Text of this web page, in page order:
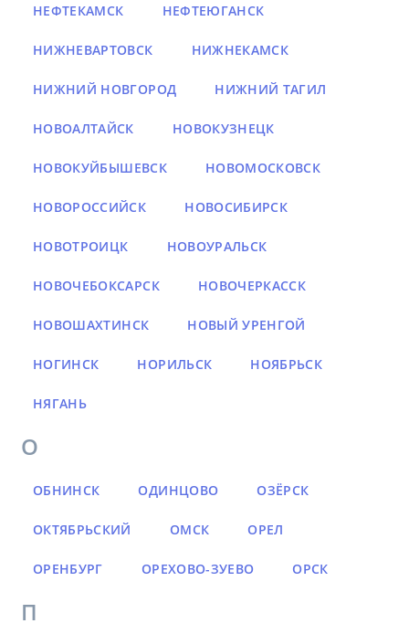
НЕФТЕКАМСК НЕФТЕЮГАНСК
НИЖНЕВАРТОВСК НИЖНЕКАМСК
НИЖНИЙ НОВГОРОД НИЖНИЙ ТАГИЛ
НОВОАЛТАЙСК НОВОКУЗНЕЦК
НОВОКУЙБЫШЕВСК НОВОМОСКОВСК
НОВОРОССИЙСК НОВОСИБИРСК
НОВОТРОИЦК НОВОУРАЛЬСК
НОВОЧЕБОКСАРСК НОВОЧЕРКАССК
НОВОШАХТИНСК НОВЫЙ УРЕНГОЙ
НОГИНСК НОРИЛЬСК НОЯБРЬСК
НЯГАНЬ
О
ОБНИНСК ОДИНЦОВО ОЗЁРСК
ОКТЯБРЬСКИЙ ОМСК ОРЕЛ
ОРЕНБУРГ ОРЕХОВО-ЗУЕВО ОРСК
П